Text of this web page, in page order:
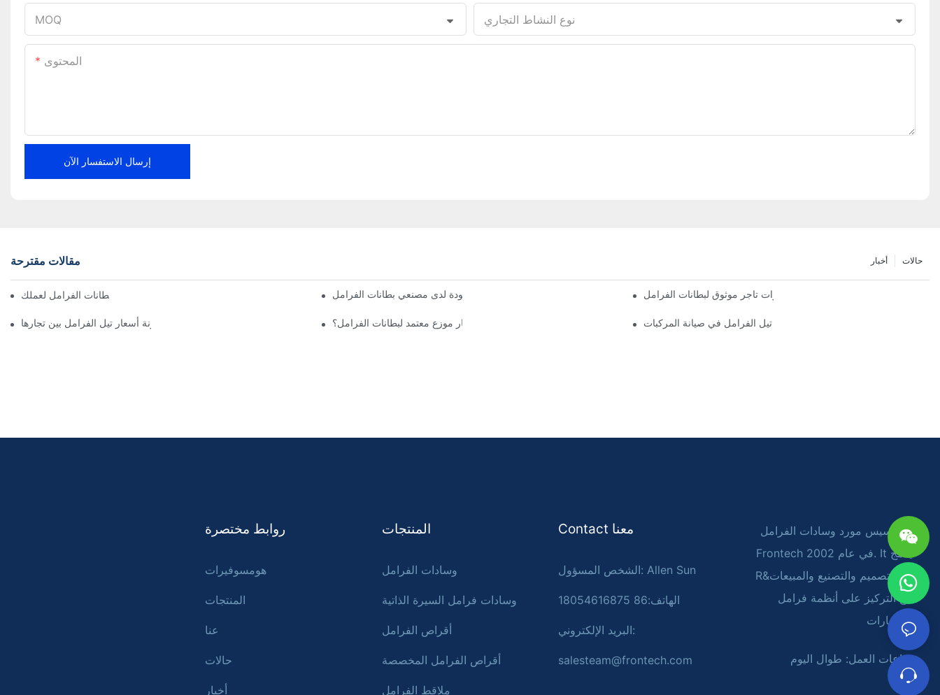
MOQ نوع النشاط التجاري
المحتوى
إرسال الاستفسار الآن
مقالات مقترحة حالات أخبار
إيجاد موزعين موثوقين لبطانات الفرامل لعملك فهم معايير الجودة لدى مصنعي بطانات الفرامل أهم مميزات تاجر موثوق لبطانات الفرامل
كيفية مقارنة أسعار تيل الفرامل بين تجارها لماذا يجب عليك اختيار موزع معتمد لبطانات الفرامل؟ دور تجار تيل الفرامل في صيانة المركبات
روابط مختصرة
هومسوفيرات
المنتجات
عنا
حالات
أخبار
المنتجات
وسادات الفرامل
وسادات فرامل السيرة الذاتية
أقراص الفرامل
أقراص الفرامل المخصصة
ملاقط الفرامل
Contact معنا
الشخص المسؤول: Allen Sun
الهاتف:86 18054616875
البريد الإلكتروني:
salesteam@frontech.com
تم تأسيس مورد وسادات الفرامل
Frontech في عام 2002. It يدمج
R&د ـ التصميم والتصنيع والمبيعات
مع التركيز على أنظمة فرامل
السيارات
ساعات العمل: طوال اليوم